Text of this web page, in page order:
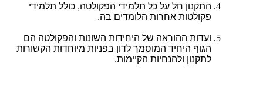
התקנון חל על כל תלמידי הפקולטה, כולל תלמידי
פקולטות אחרות הלומדים בה.
ועדות ההוראה של היחידות השונות והפקולטה הם
הגוף היחיד המוסמך לדון בפניות מיוחדות הקשורות
לתקנון ולהנחיות הקיימות.